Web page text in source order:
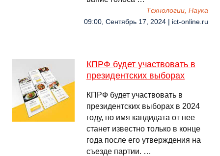
Технологии, Наука
09:00, Сентябрь 17, 2024 | ict-online.ru
КПРФ будет участвовать в
президентских выборах
КПРФ будет участвовать в
президентских выборах в 2024
году, но имя кандидата от нее
станет известно только в конце
года после его утверждения на
съезде партии. …